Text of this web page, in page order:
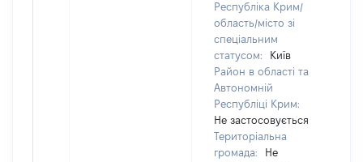
Республіка Крим/
область/місто зі
спеціальним
статусом:
Київ
Район в області та
Автономній
Республіці Крим:
Не застосовується
Територіальна
громада:
Не